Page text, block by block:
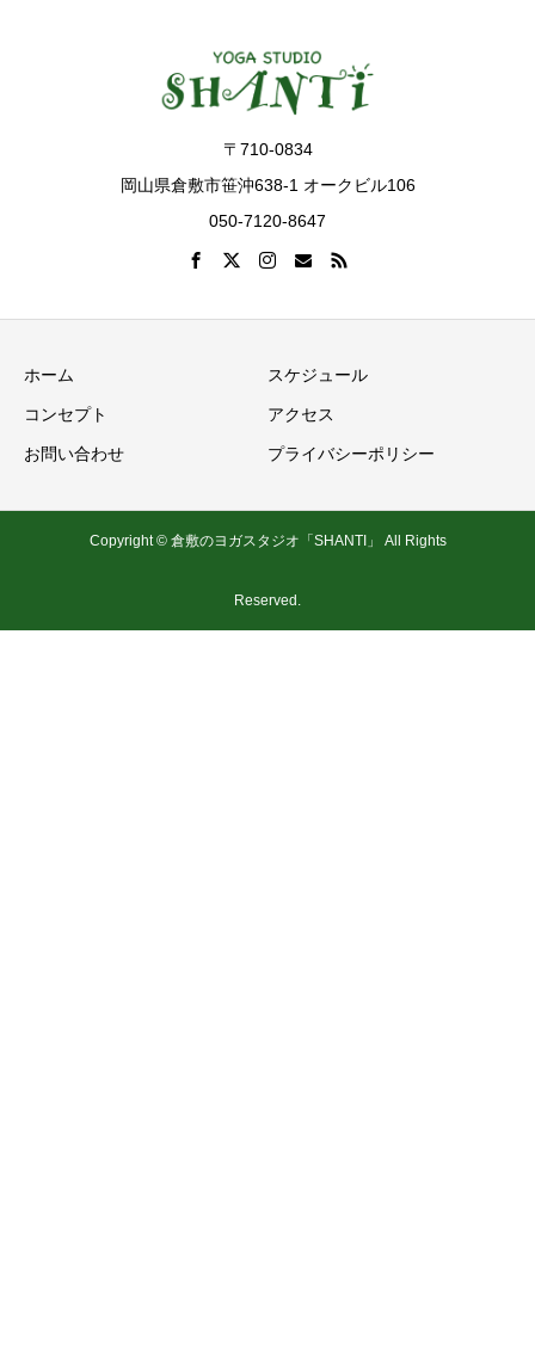
〒710-0834
岡山県倉敷市笹沖638-1 オークビル106
050-7120-8647
ホーム スケジュール
コンセプト アクセス
お問い合わせ プライバシーポリシー
Copyright © 倉敷のヨガスタジオ「SHANTI」 All Rights
Reserved.